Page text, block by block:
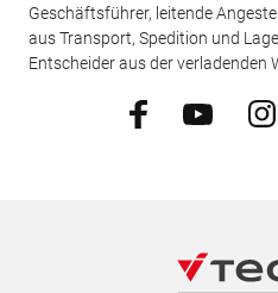
Geschäftsführer, leitende
aus Transport, Spedition und
Entscheider aus der